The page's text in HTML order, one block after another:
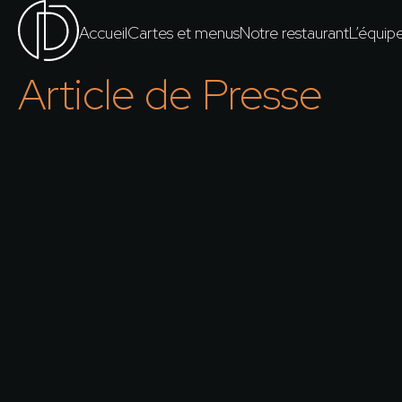
AccueilCartes et menusNotre restaurant
Article de Presse